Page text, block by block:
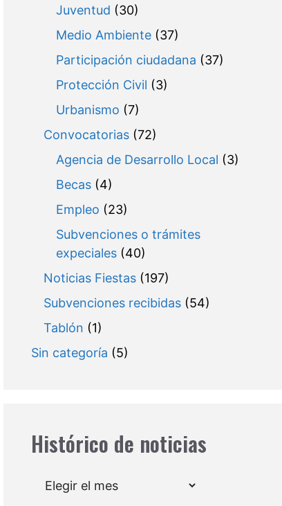
Juventud (30)
Medio Ambiente(37)
Participación ciudadana (37)
Protección Civil (3)
Urbanismo (7)
Convocatorias(72)
Agencia de Desarrollo Local (3)
Becas(4)
Empleo (23)
Subvenciones o trámites
expeciales(40)
Noticias Fiestas(197)
Subvenciones recibidas(54)
Tablón (1)
Sin categoría (5)
Histórico de noticias
Archivos